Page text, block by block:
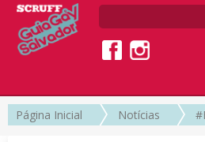
Página Inicial Notícias